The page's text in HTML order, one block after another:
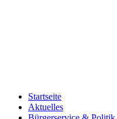
Startseite
Aktuelles